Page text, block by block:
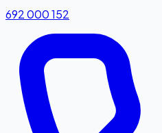
692 000 152